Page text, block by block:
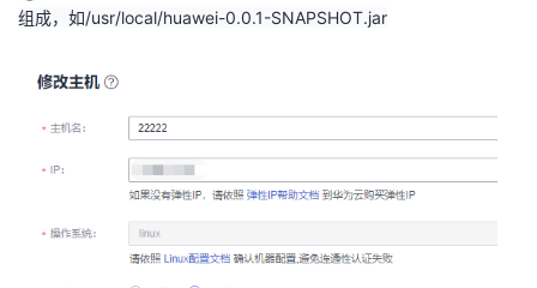
组成，如/usr/local/huawei-0.0.1-SNAPSHOT.jar